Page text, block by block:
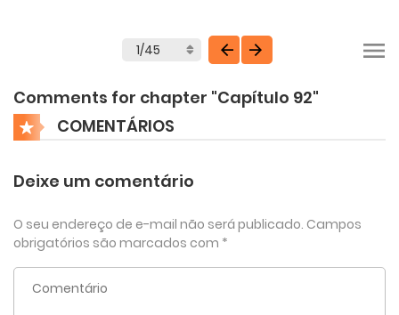
Comments for chapter "Capítulo 92"
COMENTÁRIOS
Deixe um comentário
O seu endereço de e-mail não será publicado. Campos
obrigatórios são marcados com *